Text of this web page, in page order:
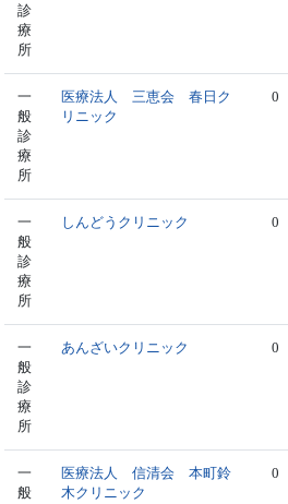
診
療
所
一
般
診
療
所
医療法人 三恵会 春日ク
リニック
0
一
般
診
療
所
しんどうクリニック 0
一
般
診
療
所
あんざいクリニック 0
一
般
医療法人 信清会 本町鈴
木クリニック
0